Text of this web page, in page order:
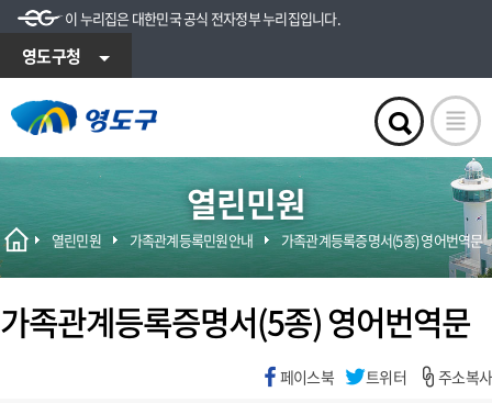
이 누리집은 대한민국 공식 전자정부 누리집입니다.
영도구청
열린민원
열린민원 가족관계등록민원안내 가족관계등록증명서(5종) 영어번역문
가족관계등록증명서(5종) 영어번역문
페이스북 트위터 주소복사